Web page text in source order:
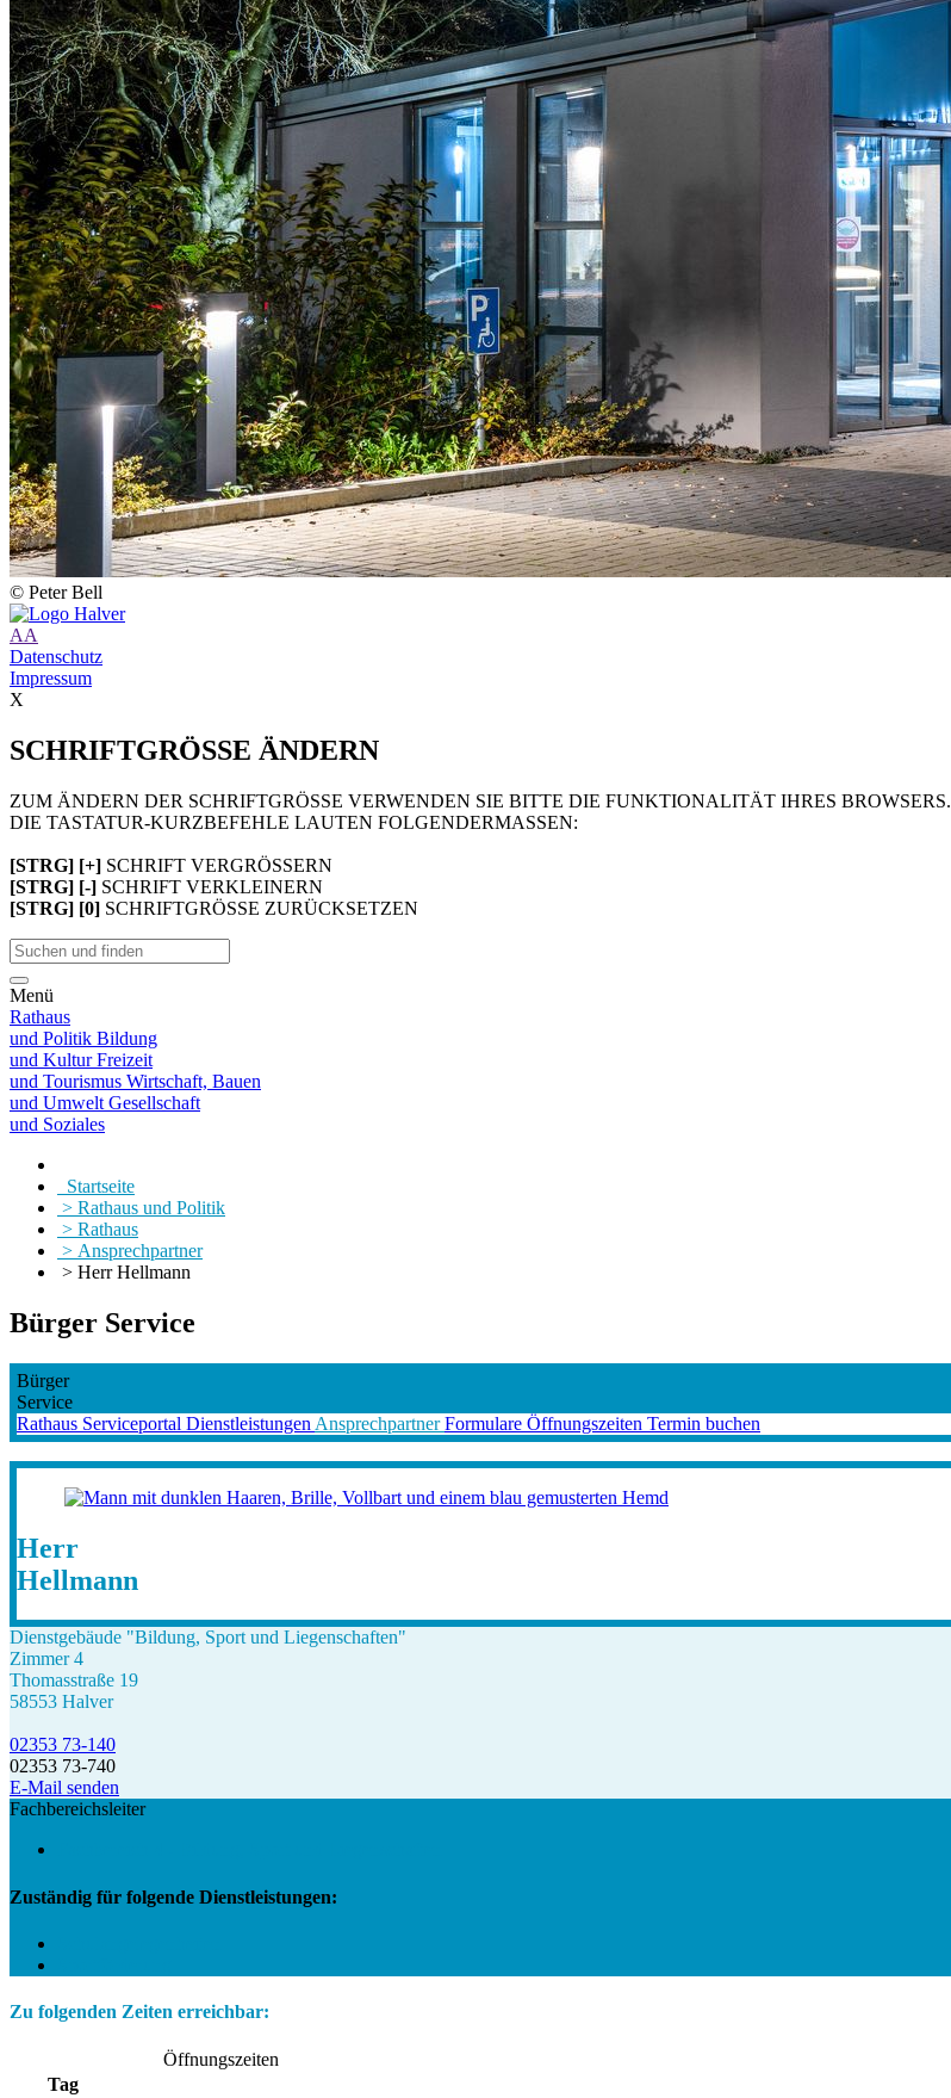
© Peter Bell
AA
Datenschutz
Impressum
X
SCHRIFTGRÖSSE ÄNDERN
ZUM ÄNDERN DER SCHRIFTGRÖSSE VERWENDEN SIE BITTE DIE FUNKTIONALITÄT IHRES BROWSERS.
DIE TASTATUR-KURZBEFEHLE LAUTEN FOLGENDERMASSEN:
[STRG] [+] SCHRIFT VERGRÖSSERN
[STRG] [-] SCHRIFT VERKLEINERN
[STRG] [0] SCHRIFTGRÖSSE ZURÜCKSETZEN
Menü
Rathaus
und Politik Bildung
und KulturFreizeit
und Tourismus Wirtschaft, Bauen
und Umwelt Gesellschaft
und Soziales
Startseite
> Rathaus und Politik
> Rathaus
> Ansprechpartner
> Herr Hellmann
Bürger Service
Bürger
Service
Rathaus Serviceportal Dienstleistungen AnsprechpartnerFormulare Öffnungszeiten Termin buchen
Herr
Hellmann
Dienstgebäude "Bildung, Sport und Liegenschaften"
Zimmer 4
Thomasstraße 19
58553 Halver
02353 73-140
02353 73-740
E-Mail senden
Fachbereichsleiter
Zuständig für folgende Dienstleistungen:
Zu folgenden Zeiten erreichbar:
Öffnungszeiten
Tag